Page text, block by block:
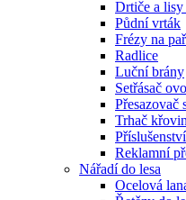
Drtiče a lisy
Půdní vrták
Frézy na
Radlice
Luční brány
Setřásač
Přesazovač
Trhač křovin
Reklamní
Nářadí do lesa
Ocelová